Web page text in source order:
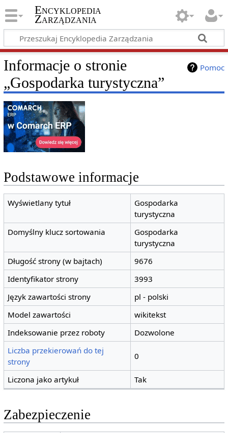
Encyklopedia
Zarządzania
Pomoc
Informacje o stronie
„Gospodarka turystyczna”
Podstawowe informacje
Wyświetlany tytuł
Gospodarka
turystyczna
Domyślny klucz sortowania
Gospodarka
turystyczna
Długość strony (w bajtach)
9676
Identyfikator strony
3993
Język zawartości strony
pl - polski
Model zawartości
wikitekst
Indeksowanie przez roboty
Dozwolone
Liczba przekierowań do tej
strony
0
Liczona jako artykuł Tak
Zabezpieczenie